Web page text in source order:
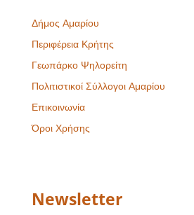
Δήμος Αμαρίου
Περιφέρεια Κρήτης
Γεωπάρκο Ψηλορείτη
Πολιτιστικοί Σύλλογοι Αμαρίου
Επικοινωνία
Όροι Χρήσης
Newsletter